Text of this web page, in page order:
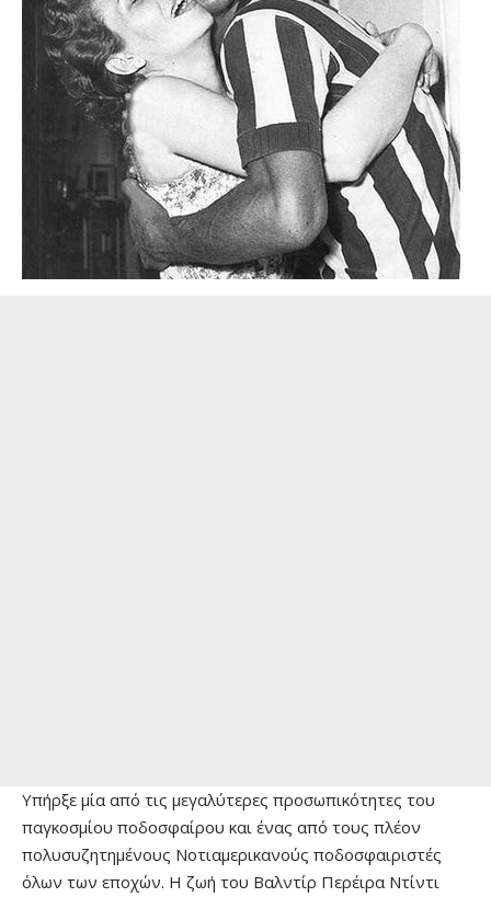
Υπήρξε μία από τις μεγαλύτερες προσωπικότητες του
παγκοσμίου ποδοσφαίρου και ένας από τους πλέον
πολυσυζητημένους Νοτιαμερικανούς ποδοσφαιριστές
όλων των εποχών. Η ζωή του Βαλντίρ Περέιρα Ντίντι